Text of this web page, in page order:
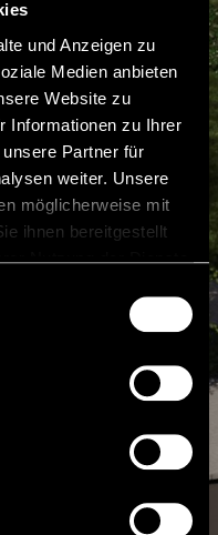
und Anzeigen zu
Medien anbieten
Website zu
Informationen zu Ihrer
Partner für
weiter. Unsere
möglicherweise mit
ihnen bereitgestellt
Nutzung der Dienste